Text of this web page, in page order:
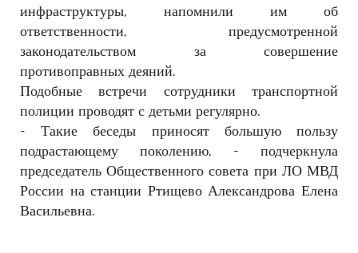
инфраструктуры, напомнили им об
ответственности, предусмотренной
законодательством за совершение
противоправных деяний.
Подобные встречи сотрудники транспортной
полиции проводят с детьми регулярно.
- Такие беседы приносят большую пользу
подрастающему поколению, - подчеркнула
председатель Общественного совета при ЛО МВД
России на станции Ртищево Александрова Елена
Васильевна.